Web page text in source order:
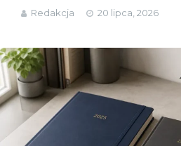
Redakcja 20 lipca, 2026